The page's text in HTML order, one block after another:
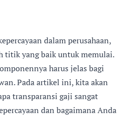
dalam perusahaan,
titik yang baik untuk memulai.
harus jelas bagi
Pada artikel ini, kita akan
transparansi gaji sangat
dan bagaimana Anda